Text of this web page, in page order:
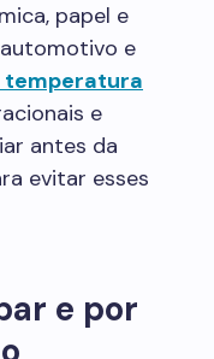
papel e
e
temperatura
e
antes da
evitar esses
e por